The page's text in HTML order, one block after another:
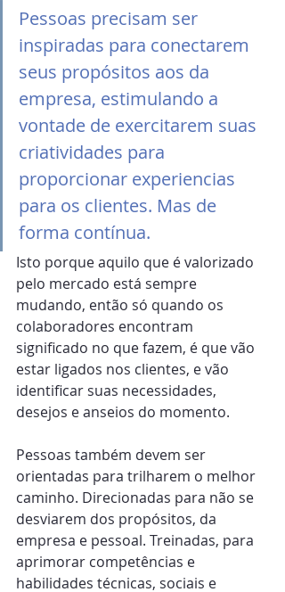
Pessoas precisam ser
inspiradas para conectarem
seus propósitos aos da
empresa, estimulando a
vontade de exercitarem suas
criatividades para
proporcionar experiencias
para os clientes. Mas de
forma contínua.
Isto porque aquilo que é valorizado
pelo mercado está sempre
mudando, então só quando os
colaboradores encontram
significado no que fazem, é que vão
estar ligados nos clientes, e vão
identificar suas necessidades,
desejos e anseios do momento.
Pessoas também devem ser
orientadas para trilharem o melhor
caminho. Direcionadas para não se
desviarem dos propósitos, da
empresa e pessoal. Treinadas, para
aprimorar competências e
habilidades técnicas, sociais e